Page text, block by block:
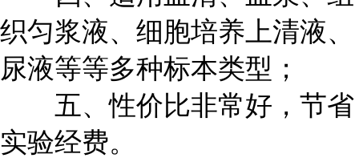
织匀浆液、细胞培养上清液、
尿液等等多种标本类型；
五、性价比非常好，节省
实验经费。